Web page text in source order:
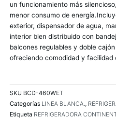
un funcionamiento más
menor consumo de
exterior, dispensador de agua,
interior bien distribuido con
balcones regulables y doble
ofreciendo comodidad y facilidad
SKU BCD-460WET
Categorías LINEA BLANCA.,
Etiqueta REFRIGERADORA